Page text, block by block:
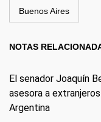
Buenos Aires
NOTAS
El senador Joaquín
asesora a
Argentina